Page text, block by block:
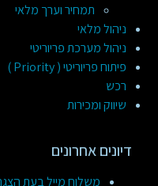
תמחיר וערך מלאי
ניהול מלאי
ניהול מערכת פריוריטי
פיתוח פריוריטי ( Priority )
רכש
שיווק ומכירות
דיונים אחרונים
משלוח מייל בעת